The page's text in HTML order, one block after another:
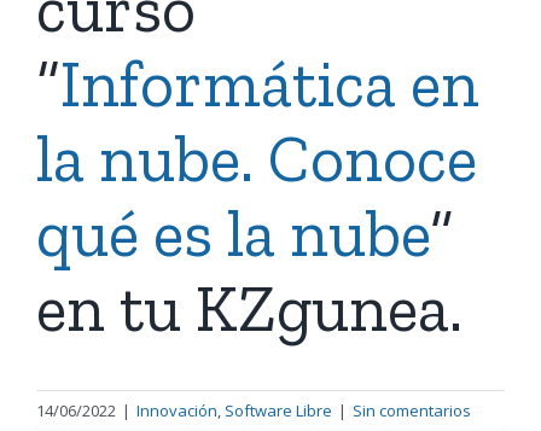
“Informática en
la nube. Conoce
qué es la nube”
en tu KZgunea.
14/06/2022 | Innovación, Software Libre | Sin comentarios